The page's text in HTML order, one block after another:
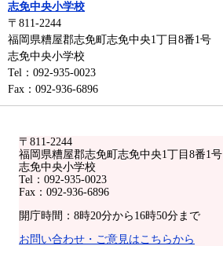
〒811-2244
福岡県糟屋郡志免町志免中央1丁目8番1号
志免中央小学校
Tel：092-935-0023
Fax：092-936-6896
開庁時間：8時20分から16時50分まで
お問い合わせ・ご意見はこちらから
志免中央小学校
〒811-2244
福岡県糟屋郡志免町志免中央1丁目8番1号
志免中央小学校
Tel：092-935-0023
Fax：092-936-6896